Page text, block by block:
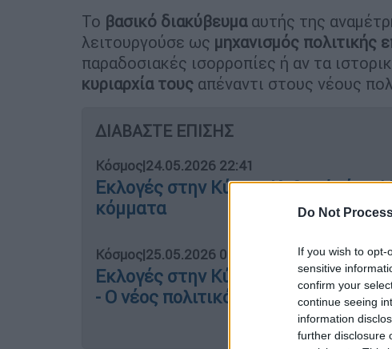
Do Not
If you wish to
sensitive
confirm your
continue seeing
information
further disclosure
Το βασικό διακύβευμααυτής της
λειτουργούσε ως μηχανισμός πολιτικής
παραδοσιακές ισορροπίες ή αν τα
κυριαρχία τους απέναντι στους νέους
ΔΙΑΒΑΣΤΕ ΕΠΙΣΗΣ
Κόσμος|24.05.2026 22:41
Εκλογές στην Κύπρο: Καθαρή νίκη
κόμματα
Κόσμος|25.05.2026 08:14
Εκλογές στην Κύπρο: Από την
- Ο νέος πολιτικός χάρτης